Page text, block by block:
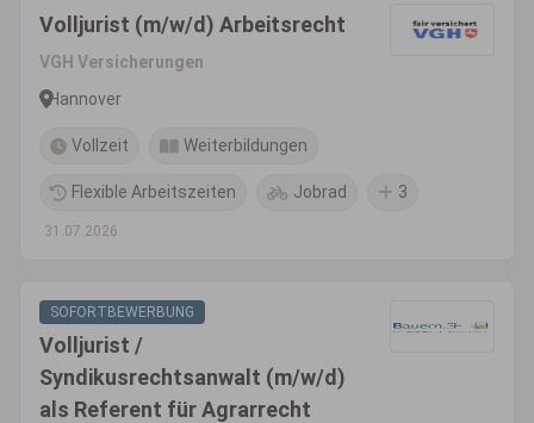
Volljurist (m/w/d) Arbeitsrecht
VGH Versicherungen
Hannover
Vollzeit Weiterbildungen
Flexible Arbeitszeiten Jobrad 3
31.07.2026
SOFORTBEWERBUNG
Volljurist /
Syndikusrechtsanwalt (m/w/d)
als Referent für Agrarrecht